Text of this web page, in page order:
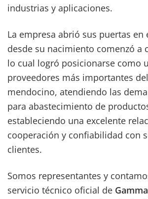
industrias y aplicaciones.
La empresa abrió sus puertas en
desde su nacimiento comenzó a
lo cual logró posicionarse como
proveedores más importantes
mendocino, atendiendo las
para abastecimiento de
estableciendo una excelente
cooperación y confiabilidad con
clientes.
Somos representantes y
servicio técnico oficial de Gamma